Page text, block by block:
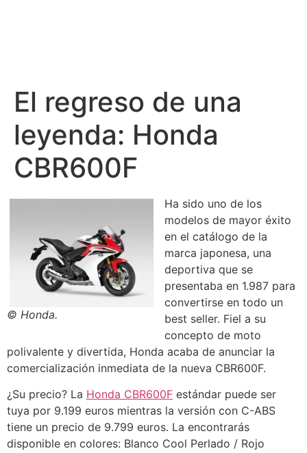
El regreso de una
leyenda: Honda
CBR600F
© Honda.
Ha sido uno de los
modelos de mayor éxito
en el catálogo de la
marca japonesa, una
deportiva que se
presentaba en 1.987 para
convertirse en todo un
best seller. Fiel a su
concepto de moto
polivalente y divertida, Honda acaba de anunciar la
comercialización inmediata de la nueva CBR600F.
¿Su precio? La Honda CBR600F estándar puede ser
tuya por 9.199 euros mientras la versión con C-ABS
tiene un precio de 9.799 euros. La encontrarás
disponible en colores: Blanco Cool Perlado / Rojo